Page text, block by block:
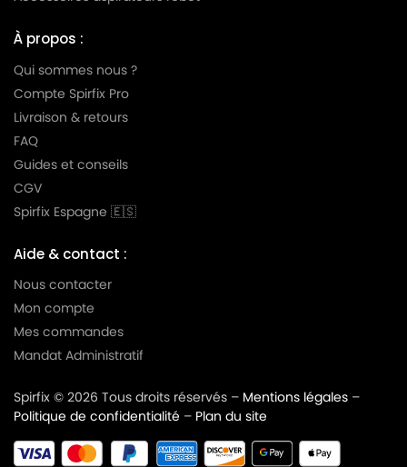
À propos :
Qui sommes nous ?
Compte Spirfix Pro
Livraison & retours
FAQ
Guides et conseils
CGV
Spirfix Espagne 🇪🇸
Aide & contact :
Nous contacter
Mon compte
Mes commandes
Mandat Administratif
Spirfix © 2026 Tous droits réservés – Mentions légales –
Politique de confidentialité – Plan du site